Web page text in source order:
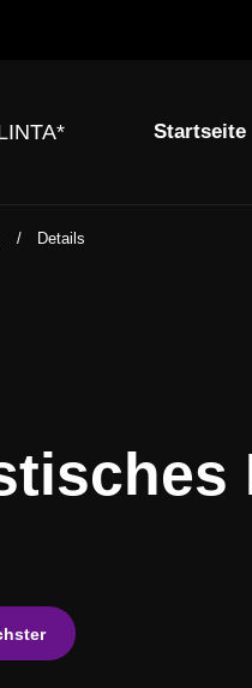
Navigation
Startseite
Details